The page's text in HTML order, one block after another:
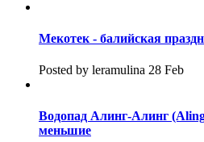
Мекотек - балийская
Posted by leramulina 28 Feb
Водопад Алинг-Алинг
меньшие